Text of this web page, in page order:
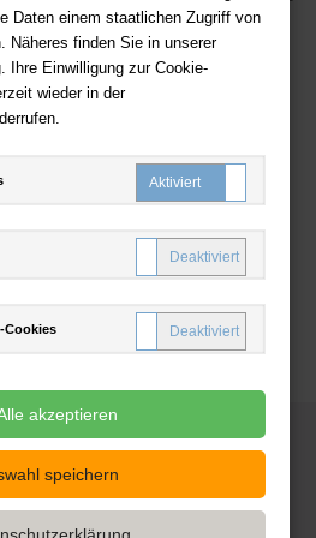
Daten einem staatlichen Zugriff von
Näheres finden Sie in unserer
Ihre Einwilligung zur Cookie-
wieder in der
Cookies
ist ein Angebot der
mbH